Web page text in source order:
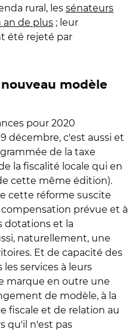
rural, les sénateurs
de plus ; leur
été rejeté par
modèle
pour 2020
décembre, c'est aussi et
de la taxe
la fiscalité locale qui en
cette même édition).
cette réforme suscite
prévue et à
dotations et la
naturellement, une
Et de capacité des
services à leurs
marque en outre une
de modèle, à la
fiscale et de relation au
qu'il n'est pas